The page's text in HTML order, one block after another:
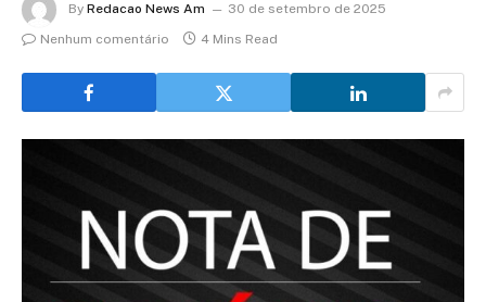
By Redacao News Am
30 de setembro de 2025
Nenhum comentário
4 Mins Read